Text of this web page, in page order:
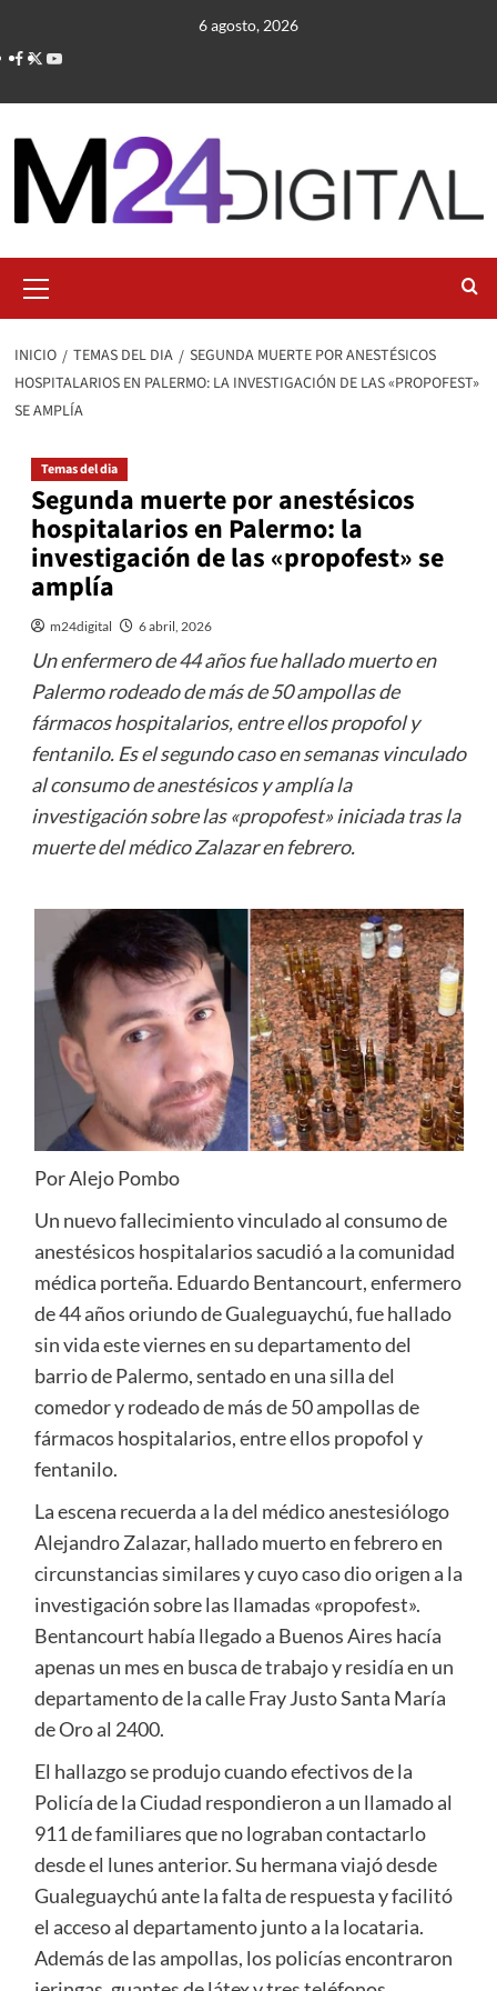
contenido
6 agosto, 2026
primario
INICIO TEMAS DEL DIA
SEGUNDA MUERTE POR ANESTÉSICOS
HOSPITALARIOS EN PALERMO: LA INVESTIGACIÓN DE LAS «PROPOFEST»
SE AMPLÍA
Temas del dia
Segunda muerte por anestésicos
hospitalarios en Palermo: la
investigación de las «propofest» se
amplía
m24digital 6 abril, 2026
Un enfermero de 44 años fue hallado muerto en
Palermo rodeado de más de 50 ampollas de
fármacos hospitalarios, entre ellos propofol y
fentanilo. Es el segundo caso en semanas vinculado
al consumo de anestésicos y amplía la
investigación sobre las «propofest» iniciada tras la
muerte del médico Zalazar en febrero.
Por Alejo Pombo
Un nuevo fallecimiento vinculado al consumo de
anestésicos hospitalarios sacudió a la comunidad
médica porteña. Eduardo Bentancourt, enfermero
de 44 años oriundo de Gualeguaychú, fue hallado
sin vida este viernes en su departamento del
barrio de Palermo, sentado en una silla del
comedor y rodeado de más de 50 ampollas de
fármacos hospitalarios, entre ellos propofol y
fentanilo.
La escena recuerda a la del médico anestesiólogo
Alejandro Zalazar, hallado muerto en febrero en
circunstancias similares y cuyo caso dio origen a la
investigación sobre las llamadas «propofest».
Bentancourt había llegado a Buenos Aires hacía
apenas un mes en busca de trabajo y residía en un
departamento de la calle Fray Justo Santa María
de Oro al 2400.
El hallazgo se produjo cuando efectivos de la
Policía de la Ciudad respondieron a un llamado al
911 de familiares que no lograban contactarlo
desde el lunes anterior. Su hermana viajó desde
Gualeguaychú ante la falta de respuesta y facilitó
el acceso al departamento junto a la locataria.
Además de las ampollas, los policías encontraron